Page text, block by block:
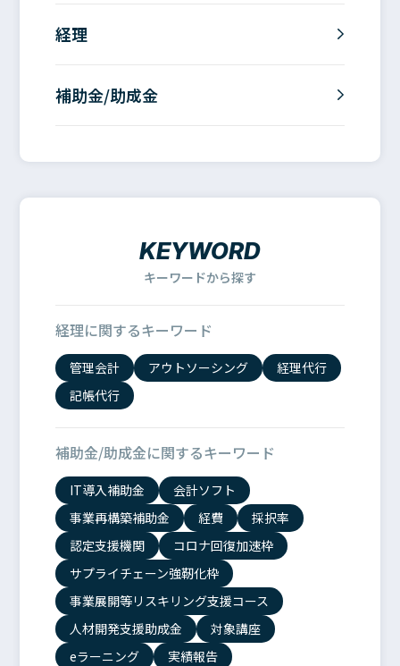
経理
補助金/助成金
KEYWORD
キーワードから探す
経理に関するキーワード
管理会計 アウトソーシング
経理代行
記帳代行
補助金/助成金に関するキーワード
IT導入補助金
会計ソフト
事業再構築補助金
経費
採択率
認定支援機関
コロナ回復加速枠
サプライチェーン強靭化枠
事業展開等リスキリング支援コース
人材開発支援助成金
対象講座
eラーニング
実績報告